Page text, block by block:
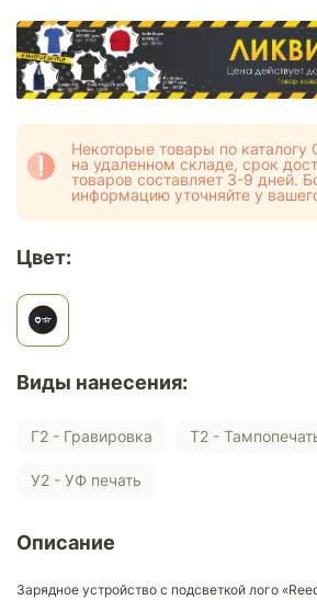
Некоторые товары по каталогу
на удаленном складе, срок
товаров составляет 3-9 дней.
информацию уточняйте у
Цвет:
Виды нанесения:
Г2 - Гравировка Т2 -
У2 - УФ печать
Описание
Зарядное устройство с подсветкой лого